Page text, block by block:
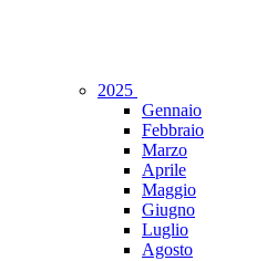
2025
Gennaio
Febbraio
Marzo
Aprile
Maggio
Giugno
Luglio
Agosto